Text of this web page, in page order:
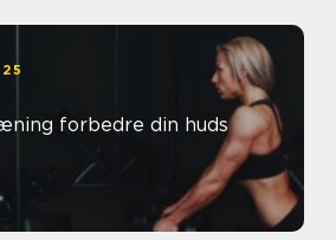
forbedre din huds